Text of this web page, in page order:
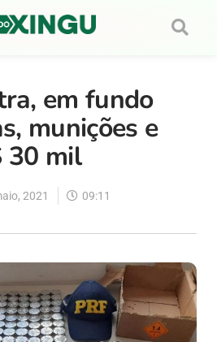
em fundo
munições e
30 mil
2021 09:11